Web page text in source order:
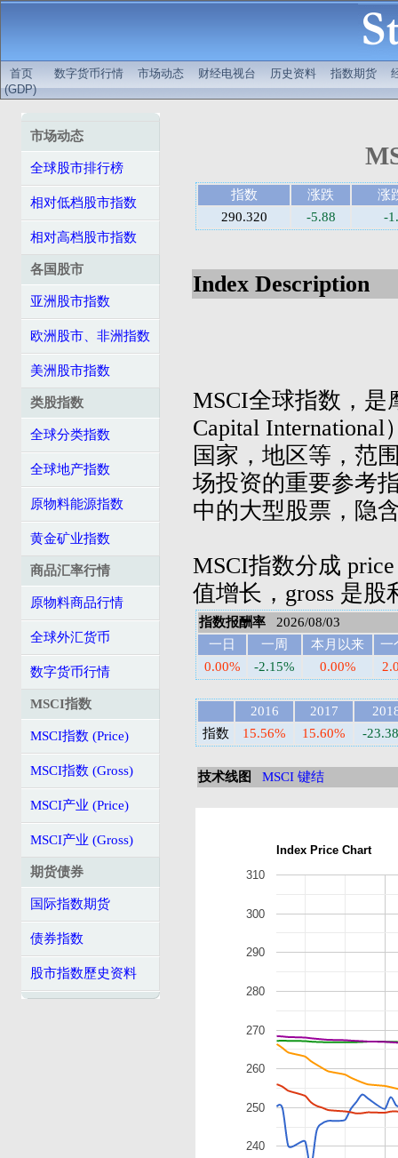
首页 数字货币行情 市场动态 财经电视台 历史资料 指数期货
(GDP)
市场动态
全球股市排行榜
相对低档股市指数
相对高档股市指数
各国股市
亚洲股市指数
欧洲股市、非洲指数
美洲股市指数
类股指数
全球分类指数
全球地产指数
原物料能源指数
黄金矿业指数
商品汇率行情
原物料商品行情
全球外汇货币
数字货币行情
MSCI指数
MSCI指数 (Price)
MSCI指数 (Gross)
MSCI产业 (Price)
MSCI产业 (Gross)
期货债券
国际指数期货
债券指数
股市指数歷史资料
指数 涨跌
涨
290.320
-5.88 -
Index Description
MSCI全球指数，是
Capital
国家，地区等，范
场投资的重要参考
中的大型股票，隐
MSCI指数分成
值增长，gross 是
指数报酬率 2026/08/03
一日
一周 本月以来
一
0.00%
-2.15% 0.00%
2016 2017
指数
15.56% 15.60% -
技术线图 MSCI 键结
Index Price Chart
240
250
260
270
280
290
300
310